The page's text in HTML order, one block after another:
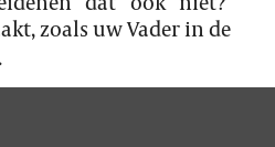
zoals uw Vader in de